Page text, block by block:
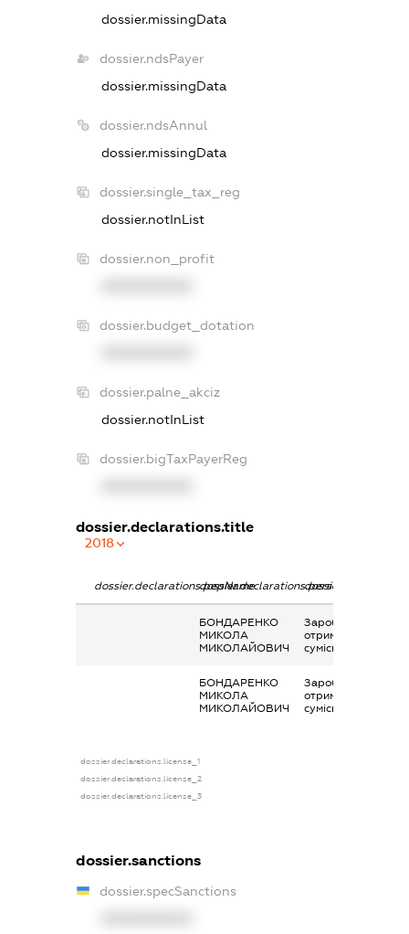
dossier.missingData
dossier.ndsPayer
dossier.missingData
dossier.ndsAnnul
dossier.missingData
dossier.single_tax_reg
dossier.notInList
dossier.non_profit
dossier.budget_dotation
dossier.palne_akciz
dossier.notInList
dossier.bigTaxPayerReg
dossier.declarations.title
2018
dossier.declarations.pepNamedossier.declarations.personName
БОНДАРЕНКО
МИКОЛА
МИКОЛАЙОВИЧ
Заробітна плата
отримана за
сумісництвом
БОНДАРЕНКО
МИКОЛА
МИКОЛАЙОВИЧ
Заробітна плата
отримана за
сумісництвом
dossier.declarations.license_1
dossier.declarations.license_2
dossier.declarations.license_3
dossier.sanctions
dossier.specSanctions